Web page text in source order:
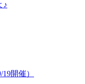
♪
開催）